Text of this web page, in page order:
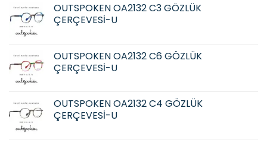
OUTSPOKEN OA2132 C3 GÖZLÜK
ÇERÇEVESİ-U
OUTSPOKEN OA2132 C6 GÖZLÜK
ÇERÇEVESİ-U
OUTSPOKEN OA2132 C4 GÖZLÜK
ÇERÇEVESİ-U